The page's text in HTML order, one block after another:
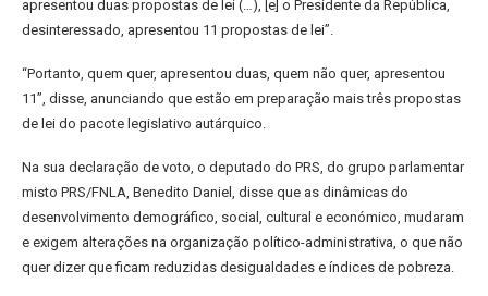
apresentou duas propostas de lei (…), [e] o Presidente da República,
desinteressado, apresentou 11 propostas de lei”.
“Portanto, quem quer, apresentou duas, quem não quer, apresentou
11”, disse, anunciando que estão em preparação mais três propostas
de lei do pacote legislativo autárquico.
Na sua declaração de voto, o deputado do PRS, do grupo parlamentar
misto PRS/FNLA, Benedito Daniel, disse que as dinâmicas do
desenvolvimento demográfico, social, cultural e económico, mudaram
e exigem alterações na organização político-administrativa, o que não
quer dizer que ficam reduzidas desigualdades e índices de pobreza.